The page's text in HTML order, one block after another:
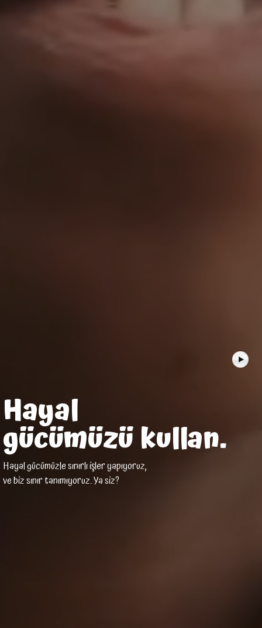
Hayal
gücümüzü kullan.
Hayal gücümüzle sınırlı işler yapıyoruz,
ve biz sınır tanımıyoruz. Ya siz?